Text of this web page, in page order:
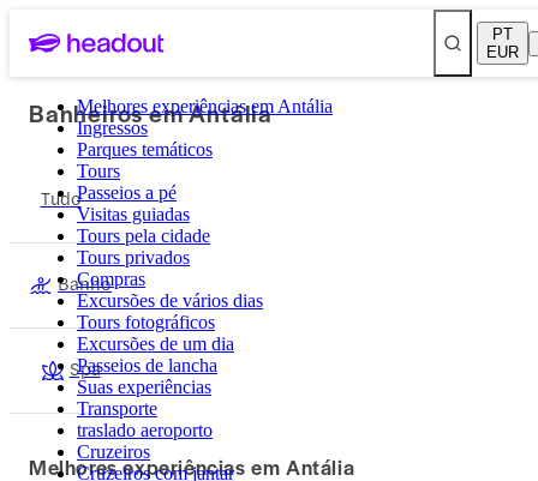
PT
EUR
Melhores experiências em Antália
Ingressos
Parques temáticos
Tours
Passeios a pé
Visitas guiadas
Tours pela cidade
Tours privados
Compras
Excursões de vários dias
Tours fotográficos
Excursões de um dia
Passeios de lancha
Suas experiências
Transporte
traslado aeroporto
Cruzeiros
Cruzeiros com jantar
Banheiros em Antália
Tudo
Banho
Spa
Melhores experiências em Antália